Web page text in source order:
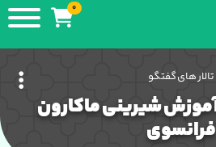
0
تالار های گفتگو
شیرینی ماکارون
فرانسوی